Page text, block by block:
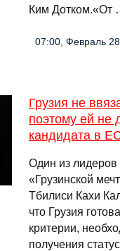
Ким Дотком.«От
07:00, Февраль
Грузия не
поэтому ей не
кандидата в
Один из
«Грузинской
Тбилиси Кахи
что Грузия
критерии,
получения